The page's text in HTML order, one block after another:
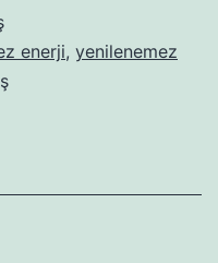
enerji, yenilenemez